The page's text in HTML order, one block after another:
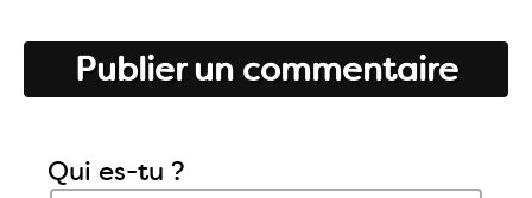
Publier un commentaire
Qui es-tu ?